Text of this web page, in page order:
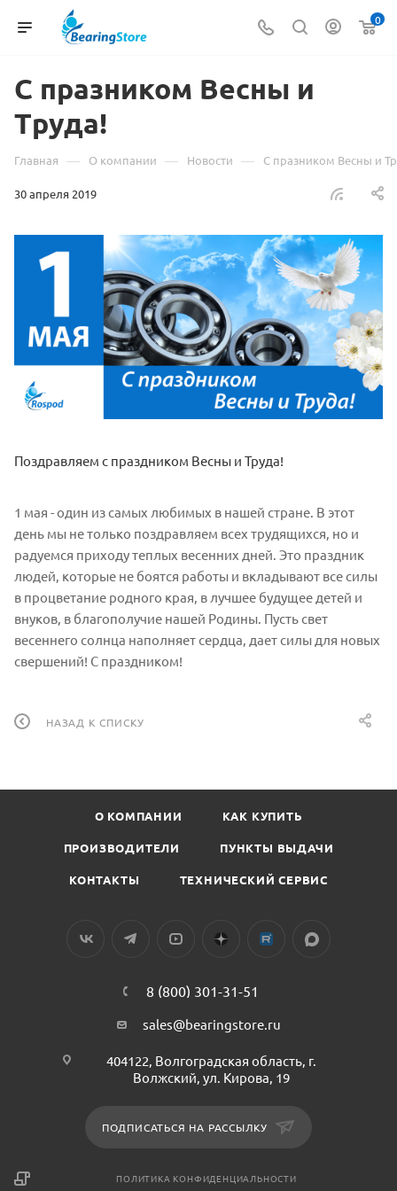
0
С празником Весны и
Труда!
Главная — О компании — Новости — С празником Весны и
30 апреля 2019
Поздравляем с праздником Весны и Труда!
1 мая - один из самых любимых в нашей стране. В этот
день мы не только поздравляем всех трудящихся, но и
радуемся приходу теплых весенних дней. Это праздник
людей, которые не боятся работы и вкладывают все силы
в процветание родного края, в лучшее будущее детей и
внуков, в благополучие нашей Родины. Пусть свет
весеннего солнца наполняет сердца, дает силы для новых
свершений! С праздником!
НАЗАД К СПИСКУ
О КОМПАНИИ КАК КУПИТЬ
ПРОИЗВОДИТЕЛИ ПУНКТЫ ВЫДАЧИ
КОНТАКТЫ ТЕХНИЧЕСКИЙ СЕРВИС
8 (800) 301-31-51
sales@bearingstore.ru
404122, Волгоградская область, г.
Волжский, ул. Кирова, 19
ПОДПИСАТЬСЯ НА РАССЫЛКУ
ПОЛИТИКА КОНФИДЕНЦИАЛЬНОСТИ